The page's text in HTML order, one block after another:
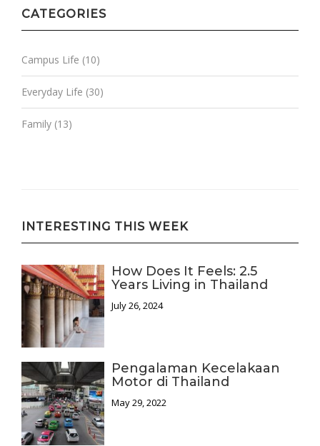
CATEGORIES
Campus Life (10)
Everyday Life (30)
Family (13)
INTERESTING THIS WEEK
How Does It Feels: 2.5
Years Living in Thailand
July 26, 2024
Pengalaman Kecelakaan
Motor di Thailand
May 29, 2022